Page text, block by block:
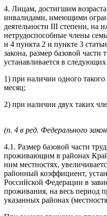
4. Лицам, достигшим
инвалидами, имеющими
деятельности III степени, на
нетрудоспособные члены
и 4 пункта 2 и пункте 3
закона, размер базовой части
устанавливается в
1) при наличии одного
месяц;
2) при наличии двух таких
(п. 4 в ред. Федерального
4.1. Размер базовой части
проживающим в районах
ним местностях,
районный коэффициент,
Российской Федерации в
проживания, на весь период
указанных районах